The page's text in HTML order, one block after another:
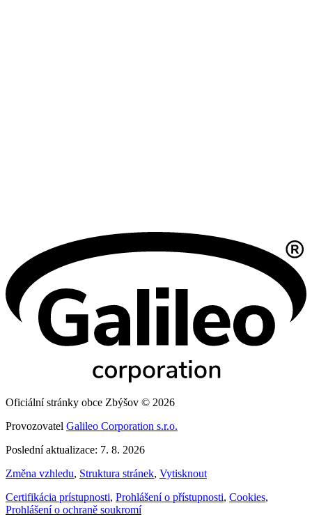
Oficiální stránky obce Zbýšov © 2026
Provozovatel Galileo Corporation s.r.o.
Poslední aktualizace: 7. 8. 2026
Změna vzhledu, Struktura stránek, Vytisknout
Certifikácia prístupnosti, Prohlášení o přístupnosti, Cookies,
Prohlášení o ochraně soukromí